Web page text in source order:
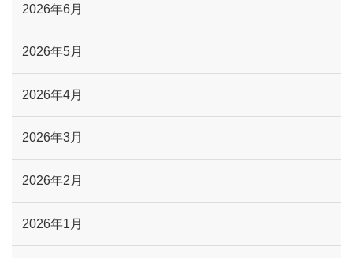
2026年6月
2026年5月
2026年4月
2026年3月
2026年2月
2026年1月